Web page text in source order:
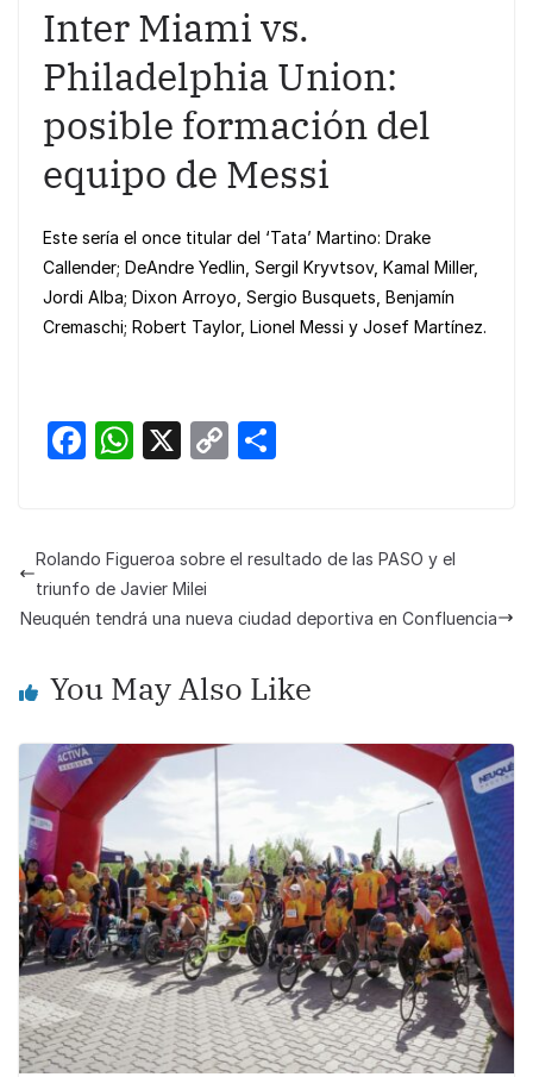
Inter Miami vs.
Philadelphia Union:
posible formación del
equipo de Messi
Este sería el once titular del ‘Tata’ Martino: Drake
Callender; DeAndre Yedlin, Sergil Kryvtsov, Kamal Miller,
Jordi Alba; Dixon Arroyo, Sergio Busquets, Benjamín
Cremaschi; Robert Taylor, Lionel Messi y Josef Martínez.
F
e
b
o
k
W
s
A
p
p
X
C
y
n
e
Rolando Figueroa sobre el resultado de las PASO y el
triunfo de Javier Milei
Neuquén tendrá una nueva ciudad deportiva en Confluencia
You May Also Like